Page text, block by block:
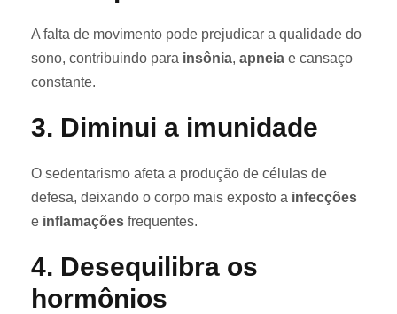
A falta de movimento pode prejudicar a qualidade do
sono, contribuindo para insônia, apneia e cansaço
constante.
3. Diminui a imunidade
O sedentarismo afeta a produção de células de
defesa, deixando o corpo mais exposto a infecções
e inflamações frequentes.
4. Desequilibra os
hormônios